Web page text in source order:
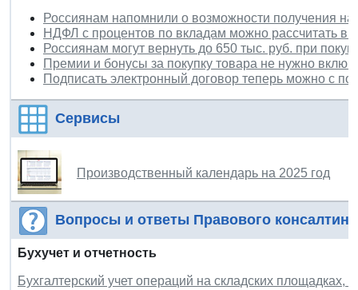
Россиянам напомнили о возможности получения
НДФЛ с процентов по вкладам можно рассчитать в
Россиянам могут вернуть до 650 тыс. руб. при
Премии и бонусы за покупку товара не нужно
Подписать электронный договор теперь можно с
Сервисы
Производственный календарь на 2025 год
Вопросы и ответы Правового
Бухучет и отчетность
Бухгалтерский учет операций на складских